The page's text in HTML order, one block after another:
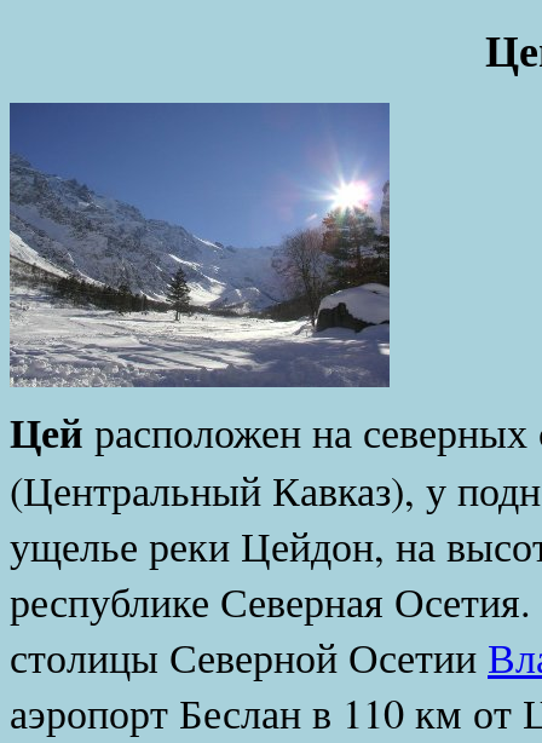
Цей расположен на
(Центральный Кавказ), у
ущелье реки Цейдон, на
республике Северная
столицы Северной Осетии
аэропорт Беслан в 110 км от